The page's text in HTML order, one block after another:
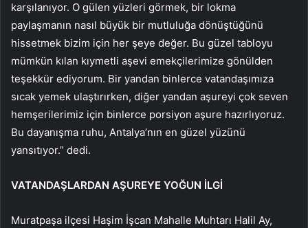
karşılanıyor. O gülen yüzleri görmek, bir lokma
paylaşmanın nasıl büyük bir mutluluğa dönüştüğünü
hissetmek bizim için her şeye değer. Bu güzel tabloyu
mümkün kılan kıymetli aşevi emekçilerimize gönülden
teşekkür ediyorum. Bir yandan binlerce vatandaşımıza
sıcak yemek ulaştırırken, diğer yandan aşureyi çok seven
hemşerilerimiz için binlerce porsiyon aşure hazırlıyoruz.
Bu dayanışma ruhu, Antalya’nın en güzel yüzünü
yansıtıyor.” dedi.
VATANDAŞLARDAN AŞUREYE YOĞUN İLGİ
Muratpaşa ilçesi Haşim İşcan Mahalle Muhtarı Halil Ay,